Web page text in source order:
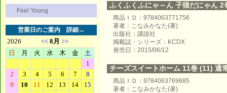
Feel Young
営業日のご案内 詳細→
ふくふくふにゃ～ん 子猫だにゃん 2
商品ＩＤ：9784063771756
著者：こなみかなた(著)
出版社：講談社
掲載誌・シリーズ：KCDX
発売日：2015/06/12
チーズスイートホーム 11巻 (11) 通
商品ＩＤ：9784063769685
著者：こなみかなた(著)